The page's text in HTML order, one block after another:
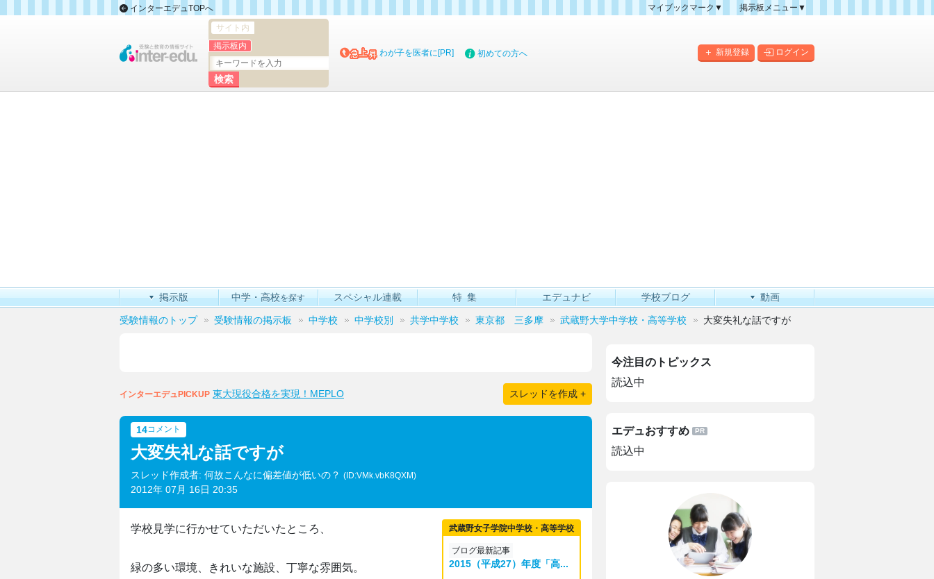
インターエデュTOPへ
マイブックマーク▼
掲示板メニュー▼
掲示板マップ
新規登録 ログイン
サイト内
掲示板内
わが子を医者に[PR] 初めての方へ
掲示版 中学・高校を探す スペシャル連載 特集 エデュナビ 学校ブログ 動画
受験情報のトップ 受験情報の掲示板 中学校 中学校別 共学中学校 東京都 三多摩 武蔵野大学中学校・高等学校 大変失礼な話ですが
インターエデュPICKUP 東大現役合格を実現！MEPLO スレッドを作成 +
14コメント
大変失礼な話ですが
スレッド作成者: 何故こんなに偏差値が低いの？ (ID:VMk.vbK8QXM)
2012年 07月 16日 20:35
武蔵野女子学院中学校・高等学校
ブログ最新記事
2015（平成27）年度「高...
学校見学に行かせていただいたところ、
緑の多い環境、きれいな施設、丁寧な雰囲気。
今注目のトピックス
読込中
エデュおすすめ
読込中